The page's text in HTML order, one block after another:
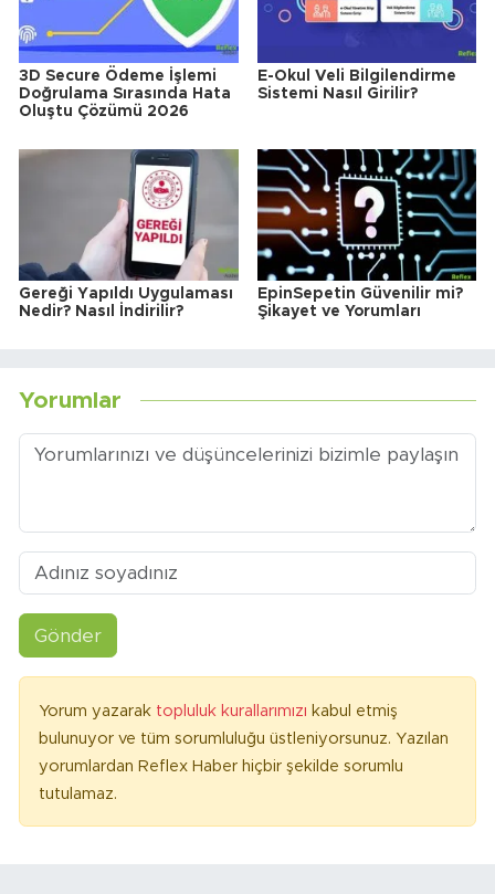
3D Secure Ödeme İşlemi
Doğrulama Sırasında Hata
Oluştu Çözümü 2026
E-Okul Veli Bilgilendirme
Sistemi Nasıl Girilir?
Gereği Yapıldı Uygulaması
Nedir? Nasıl İndirilir?
EpinSepetin Güvenilir mi?
Şikayet ve Yorumları
Yorumlar
Gönder
Yorum yazarak topluluk kurallarımızı kabul etmiş
bulunuyor ve tüm sorumluluğu üstleniyorsunuz. Yazılan
yorumlardan Reflex Haber hiçbir şekilde sorumlu
tutulamaz.